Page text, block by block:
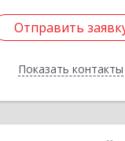
Отправить
Показать контакты
Отправить
Назад